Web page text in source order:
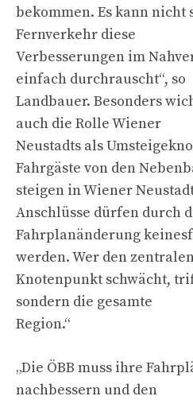
bekommen. Es kann nicht
Fernverkehr diese
Verbesserungen im
einfach durchrauscht“, so
Landbauer. Besonders
auch die Rolle Wiener
Neustadts als
Fahrgäste von den
steigen in Wiener
Anschlüsse dürfen durch
Fahrplanänderung
werden. Wer den
Knotenpunkt schwächt,
sondern die gesamte
Region.“
„Die ÖBB muss ihre
nachbessern und den